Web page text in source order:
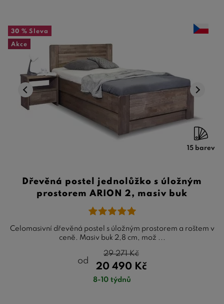
30 % Sleva
Akce
15 barev
Dřevěná postel jednolůžko s úložným
prostorem ARION 2, masiv buk
Celomasivní dřevěná postel s úložným prostorem a roštem v
ceně. Masiv buk 2,8 cm, mož ...
od
20 490 Kč
29 271Kč
8-10 týdnů